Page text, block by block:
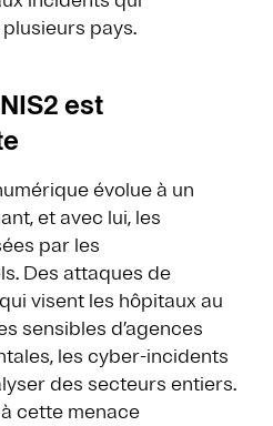
pays.
est
évolue à un
et avec lui, les
par les
Des attaques de
visent les hôpitaux au
sensibles d’agences
les cyber-incidents
des secteurs entiers.
cette menace